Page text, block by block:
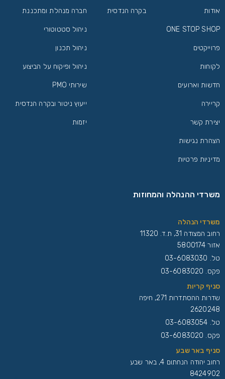
אודות
ONE STOP SHOP
פרוייקטים
לקוחות
חדשות וארועים
קריירה
יצירת קשר
הצהרת נגישות
מדיניות פרטיות
בקרה הנדסית חברה מנהלת ומתכננת
ניהול סטטוטורי
ניהול תכנון
ניהול ופיקוח על הביצוע
שירותי PMO
ייעוץ ניטור ובקרה הנדסית
יזמות
משרדי ההנהלה והמחוזות
משרדי הנהלה
רחוב המצודה 31, ת.ד. 11320
אזור 5800174
טל. 03-6083030
פקס. 03-6083020
סניף קריות
שדרות ההסתדרות 271, חיפה
2620248
טל. 03-6083054
פקס. 03-6083020
סניף באר שבע
רחוב יהודה הנחתום 4, באר שבע
8424902